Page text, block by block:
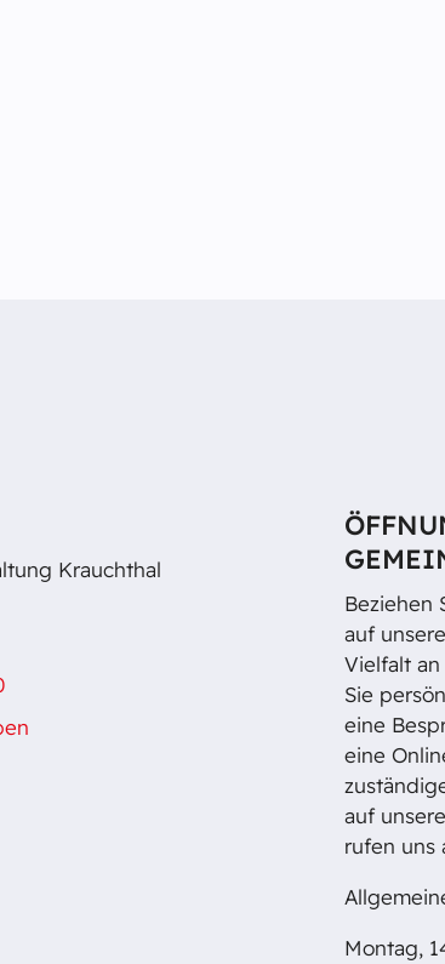
Krauchthal
Beziehen
auf
Vielfalt
Sie
eine
eine
auf
rufen
Montag,